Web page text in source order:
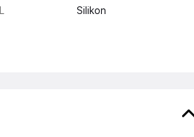
Silikon